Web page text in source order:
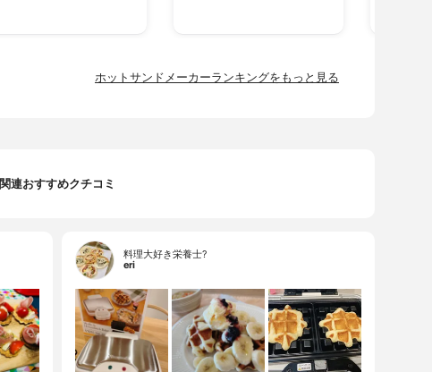
ホットサンドメーカーランキングをもっと見る
関連おすすめクチコミ
料理大好き栄養士?
eri